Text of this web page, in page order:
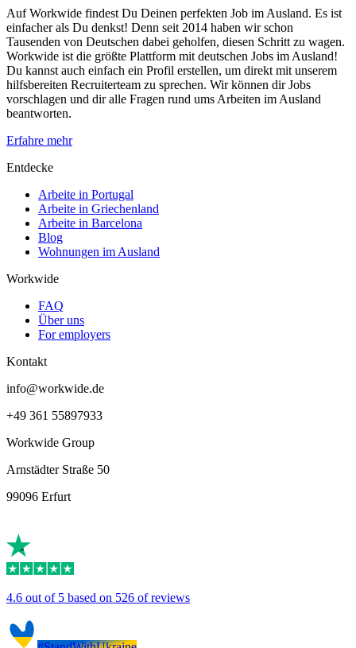
Auf Workwide findest Du Deinen perfekten Job im Ausland. Es ist
einfacher als Du denkst! Denn seit 2014 haben wir schon
Tausenden von Deutschen dabei geholfen, diesen Schritt zu wagen.
Workwide ist die größte Plattform mit deutschen Jobs im Ausland!
Du kannst auch einfach ein Profil erstellen, um direkt mit unserem
hilfsbereiten Recruiterteam zu sprechen. Wir können dir Jobs
vorschlagen und dir alle Fragen rund ums Arbeiten im Ausland
beantworten.
Erfahre mehr
Entdecke
Arbeite in Portugal
Arbeite in Griechenland
Arbeite in Barcelona
Blog
Wohnungen im Ausland
Workwide
FAQ
Über uns
For employers
Kontakt
info@workwide.de
+49 361 55897933
Workwide Group
Arnstädter Straße 50
99096 Erfurt
4.6 out of 5 based on 526 of reviews